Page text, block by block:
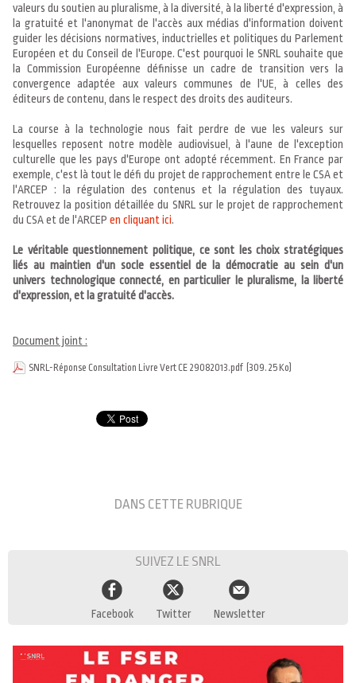
valeurs du soutien au pluralisme, à la diversité, à la liberté d'expression, à
la gratuité et l'anonymat de l'accès aux médias d'information doivent
guider les décisions normatives, inductrielles et politiques du Parlement
Européen et du Conseil de l'Europe. C'est pourquoi le SNRL souhaite que
la Commission Européenne définisse un cadre de transition vers la
convergence adaptée aux valeurs communes de l'UE, à celles des
éditeurs de contenu, dans le respect des droits des auditeurs.
La course à la technologie nous fait perdre de vue les valeurs sur
lesquelles reposent notre modèle audiovisuel, à l'aune de l'exception
culturelle que les pays d'Europe ont adopté récemment. En France par
exemple, c'est là tout le défi du projet de rapprochement entre le CSA et
l'ARCEP : la régulation des contenus et la régulation des tuyaux.
Retrouvez la position détaillée du SNRL sur le projet de rapprochement
du CSA et de l'ARCEP en cliquant ici.
Le véritable questionnement politique, ce sont les choix stratégiques
liés au maintien d'un socle essentiel de la démocratie au sein d'un
univers technologique connecté, en particulier le pluralisme, la liberté
d'expression, et la gratuité d'accès.
Document joint :
SNRL-Réponse Consultation Livre Vert CE 29082013.pdf (309.25 Ko)
DANS CETTE RUBRIQUE
SUIVEZ LE SNRL
Facebook Twitter Newsletter